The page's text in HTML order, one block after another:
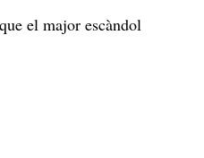
el major escàndol